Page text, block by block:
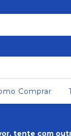
Comprar
tente com